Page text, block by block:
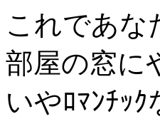
これであな
部屋の窓に
いやﾛﾏﾝﾁｯ